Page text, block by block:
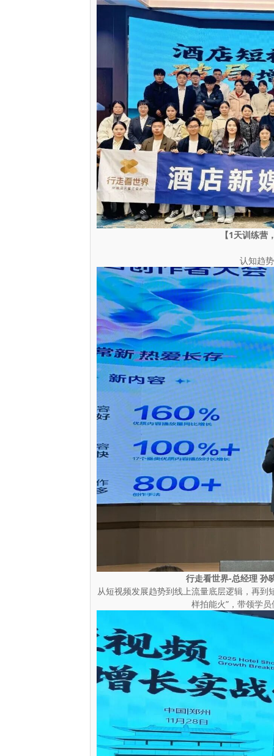
【1天训练
认知趋
行走看世界-总经理 孙
从短视频发展趋势到线上流量底层逻辑，再到
样拍能火”，带领学